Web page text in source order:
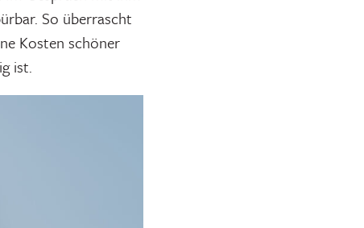
So überrascht
Kosten schöner
ist.